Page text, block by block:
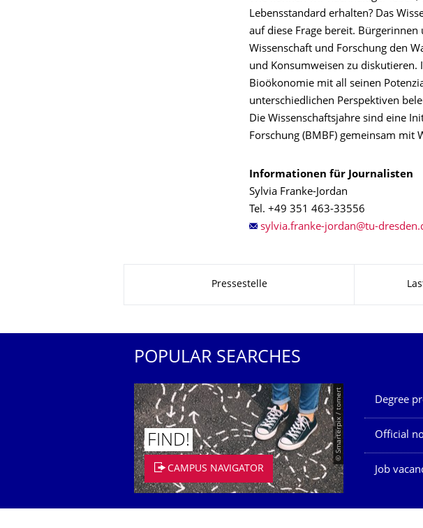
Lebensstandard erhalten? Das
auf diese Frage bereit.
Wissenschaft und Forschung den
und Konsumweisen zu
Bioökonomie mit all seinen
unterschiedlichen Perspektiven
Die Wissenschaftsjahre sind eine
Forschung (BMBF) gemeinsam mit
Informationen für Journalisten
Sylvia Franke-Jordan
Tel. +49 351 463-33556
Pressestelle
POPULAR SEARCHES
© Smarterpix / tomert
FIND!
CAMPUS NAVIGATOR
Our
Degree
Official
Job